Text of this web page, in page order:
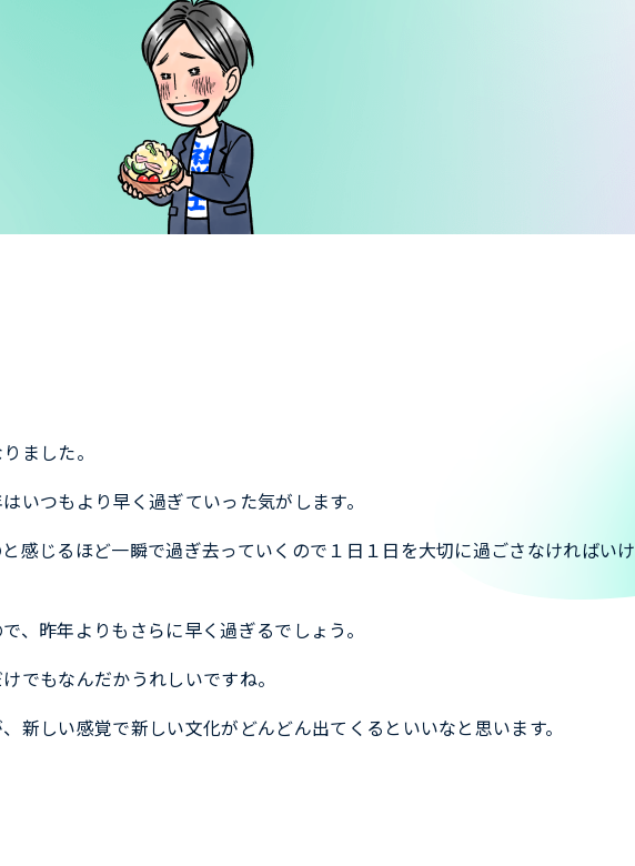
ました。
いつもより早く過ぎていった気がします。
感じるほど一瞬で過ぎ去っていくので１日１日を大切に過ごさなければいけ
、昨年よりもさらに早く過ぎるでしょう。
でもなんだかうれしいですね。
新しい感覚で新しい文化がどんどん出てくるといいなと思います。